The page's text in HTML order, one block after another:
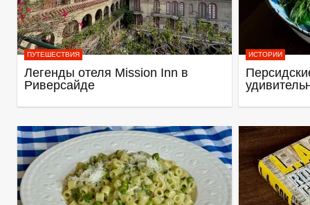
ПУТЕШЕСТВИЯ
Легенды отеля Mission Inn в
Риверсайде
ИСТОРИИ